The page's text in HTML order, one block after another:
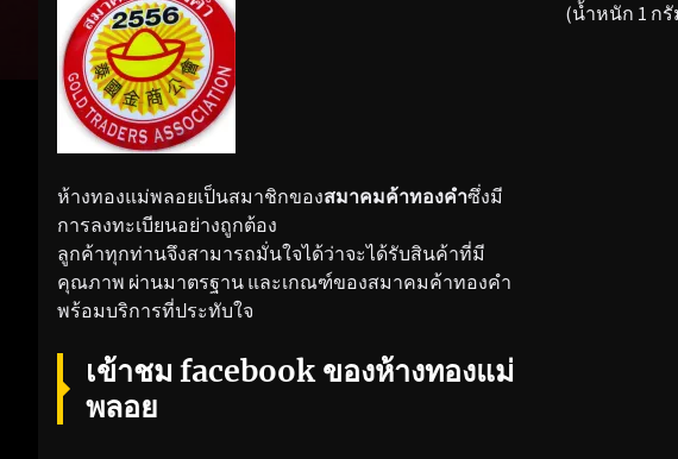
(น้ำหนัก 1 กรั
ห้างทองแม่พลอยเป็นสมาชิกของสมาคมค้าทองคำซึ่งมี
การลงทะเบียนอย่างถูกต้อง
ลูกค้าทุกท่านจึงสามารถมั่นใจได้ว่าจะได้รับสินค้าที่มี
คุณภาพ ผ่านมาตรฐาน และเกณฑ์ของสมาคมค้าทองคำ
พร้อมบริการที่ประทับใจ
เข้าชม facebook ของห้างทองแม่
พลอย